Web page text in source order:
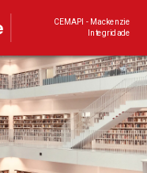
CEMAPI - Mackenzie
Integridade